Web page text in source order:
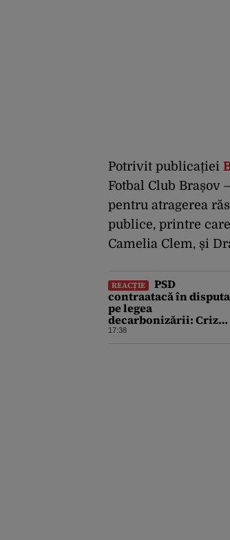
Potrivit publicației
Fotbal Club Brașov
pentru atragerea
publice, printre
Camelia Clem, și
REACȚIE
PSD
contraatacă în disputa
pe legea
decarbonizării: Criza
energetică obligă
17:38